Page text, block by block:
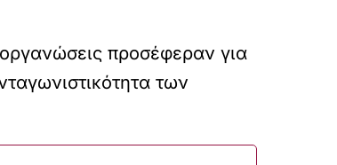
προσέφεραν για
των